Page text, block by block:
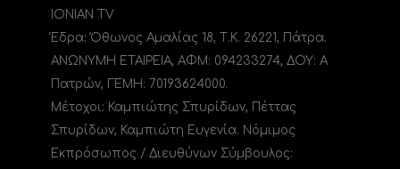
IONIAN TV
Έδρα: Όθωνος Αμαλίας 18, Τ.Κ. 26221, Πάτρα.
ΑΝΩΝΥΜΗ ΕΤΑΙΡΕΙΑ, ΑΦΜ: 094233274, ΔΟΥ: A
Πατρών, ΓΕΜΗ: 70193624000.
Μέτοχοι: Καμπιώτης Σπυρίδων, Πέττας
Σπυρίδων, Καμπιώτη Ευγενία. Νόμιμος
Εκπρόσωπος / Διευθύνων Σύμβουλος: